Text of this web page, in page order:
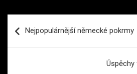
proNejpopulárnější německé pokrmy